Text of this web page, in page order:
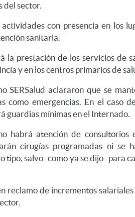
del sector.
con presencia en los
sanitaria.
la prestación de los servicios de
y en los centros primarios de
SERSalud aclararon que se
como emergencias. En el caso
guardias mínimas en el Internado.
habrá atención de consultorios
cirugías programadas ni se
tipo, salvo -como ya se dijo- para
reclamo de incrementos